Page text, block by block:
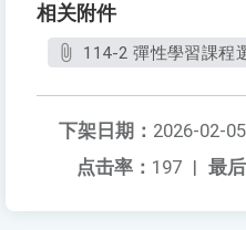
相关附件
114-2 彈性學習課程
下架日期： 2026-02-05
最
点击率： 197 |